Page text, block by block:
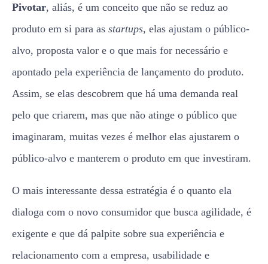
Pivotar, aliás, é um conceito que não se reduz ao
produto em si para as startups, elas ajustam o público-
alvo, proposta valor e o que mais for necessário e
apontado pela experiência de lançamento do produto.
Assim, se elas descobrem que há uma demanda real
pelo que criarem, mas que não atinge o público que
imaginaram, muitas vezes é melhor elas ajustarem o
público-alvo e manterem o produto em que investiram.
O mais interessante dessa estratégia é o quanto ela
dialoga com o novo consumidor que busca agilidade, é
exigente e que dá palpite sobre sua experiência e
relacionamento com a empresa, usabilidade e